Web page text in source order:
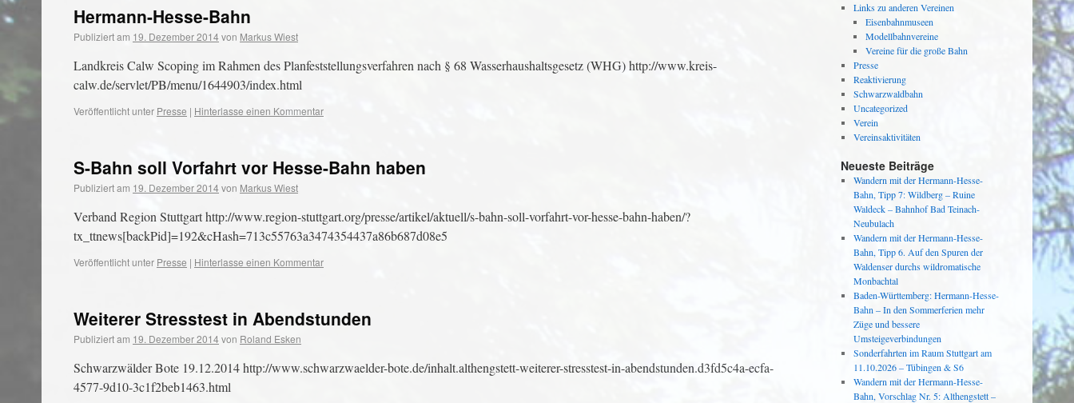
Hermann-Hesse-Bahn
Publiziert am 19. Dezember 2014von Markus Wiest
Landkreis Calw Scoping im Rahmen des Planfeststellungsverfahren nach § 68 Wasserhaushaltsgesetz (WHG) http://www.kreis-
calw.de/servlet/PB/menu/1644903/index.html
Veröffentlicht unter Presse | Hinterlasse einen Kommentar
S-Bahn soll Vorfahrt vor Hesse-Bahn haben
Publiziert am 19. Dezember 2014von Markus Wiest
Verband Region Stuttgart http://www.region-stuttgart.org/presse/artikel/aktuell/s-bahn-soll-vorfahrt-vor-hesse-bahn-haben/?
tx_ttnews[backPid]=192&cHash=713c55763a3474354437a86b687d08e5
Veröffentlicht unter Presse | Hinterlasse einen Kommentar
Weiterer Stresstest in Abendstunden
Publiziert am 19. Dezember 2014von Roland Esken
Schwarzwälder Bote 19.12.2014 http://www.schwarzwaelder-bote.de/inhalt.althengstett-weiterer-stresstest-in-abendstunden.d3fd5c4a-ecfa-
4577-9d10-3c1f2beb1463.html
Links zu anderen Vereinen
Eisenbahnmuseen
Modellbahnvereine
Vereine für die große Bahn
Presse
Reaktivierung
Schwarzwaldbahn
Uncategorized
Verein
Vereinsaktivitäten
Neueste Beiträge
Wandern mit der Hermann-Hesse-
Bahn, Tipp 7: Wildberg – Ruine
Waldeck – Bahnhof Bad Teinach-
Neubulach
Wandern mit der Hermann-Hesse-
Bahn, Tipp 6. Auf den Spuren der
Waldenser durchs wildromatische
Monbachtal
Baden-Württemberg: Hermann-Hesse-
Bahn – In den Sommerferien mehr
Züge und bessere
Umsteigeverbindungen
Sonderfahrten im Raum Stuttgart am
11.10.2026 – Tübingen & S6
Wandern mit der Hermann-Hesse-
Bahn, Vorschlag Nr. 5: Althengstett –